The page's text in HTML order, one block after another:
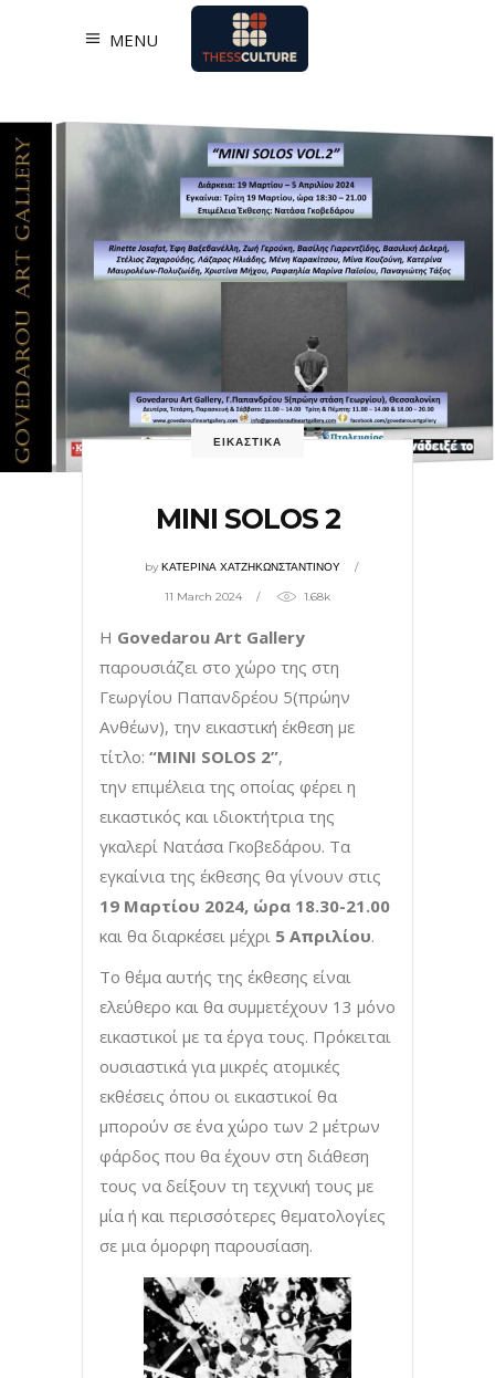
MENU
ΕΙΚΑΣΤΙΚΑ
MINI SOLOS 2
byΚΑΤΕΡΙΝΑ ΧΑΤΖΗΚΩΝΣΤΑΝΤΙΝΟΥ
11 March 2024 1.68k
Η Govedarou Art Gallery
παρουσιάζει στο χώρο της στη
Γεωργίου Παπανδρέου 5(πρώην
Ανθέων), την εικαστική έκθεση με
τίτλο: “MINI SOLOS 2”,
την επιμέλεια της οποίας φέρει η
εικαστικός και ιδιοκτήτρια της
γκαλερί Νατάσα Γκοβεδάρου. Τα
εγκαίνια της έκθεσης θα γίνουν στις
19 Μαρτίου 2024, ώρα 18.30-21.00
και θα διαρκέσει μέχρι 5 Απριλίου.
Το θέμα αυτής της έκθεσης είναι
ελεύθερο και θα συμμετέχουν 13 μόνο
εικαστικοί με τα έργα τους. Πρόκειται
ουσιαστικά για μικρές ατομικές
εκθέσεις όπου οι εικαστικοί θα
μπορούν σε ένα χώρο των 2 μέτρων
φάρδος που θα έχουν στη διάθεση
τους να δείξουν τη τεχνική τους με
μία ή και περισσότερες θεματολογίες
σε μια όμορφη παρουσίαση.